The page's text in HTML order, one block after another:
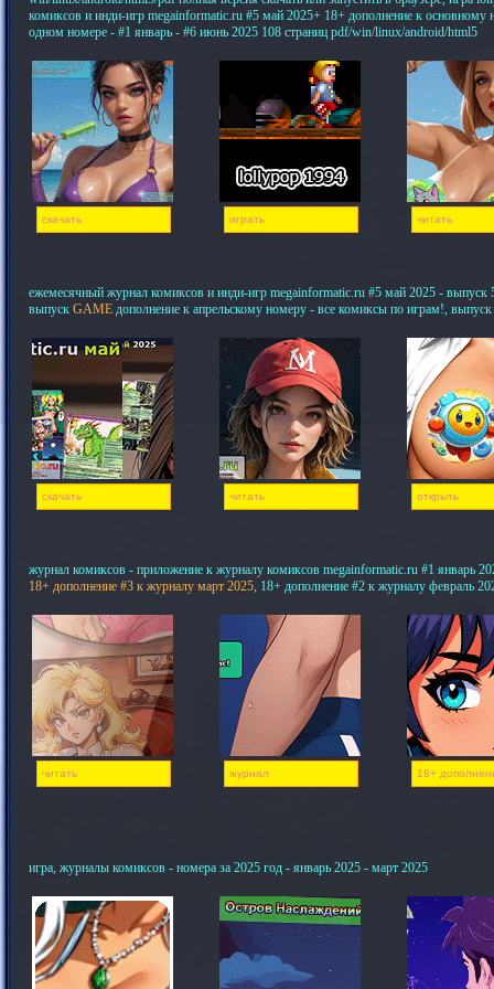
комиксов и инди-игр megainformatic.ru #5 май 2025+ 18+ дополнение к основному
одном номере - #1 январь - #6 июнь 2025 108 страниц pdf/win/linux/android/html5
скачать играть читать
ежемесячный журнал комиксов и инди-игр megainformatic.ru #5 май 2025 - выпуск
выпуск GAME дополнение к апрельскому номеру - все комиксы по играм!,
скачать читать открыть
журнал комиксов - приложение к журналу комиксов megainformatic.ru #1 январь
18+ дополнение #3 к журналу март 2025, 18+ дополнение #2 к журналу февраль
читать журнал 18+
игра, журналы комиксов - номера за 2025 год - январь 2025 - март 2025